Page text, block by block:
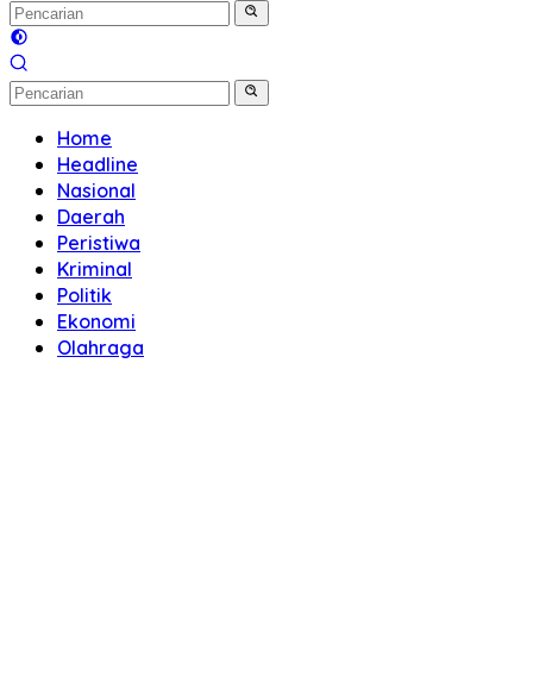
Home
Headline
Nasional
Daerah
Peristiwa
Kriminal
Politik
Ekonomi
Olahraga